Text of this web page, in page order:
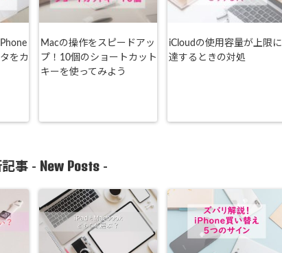
をカ
Macの操作をスピードアッ
プ！10個のショートカット
キーを使ってみよう
iCloudの使用容量が上限に
達するときの対処
事 - New Posts -